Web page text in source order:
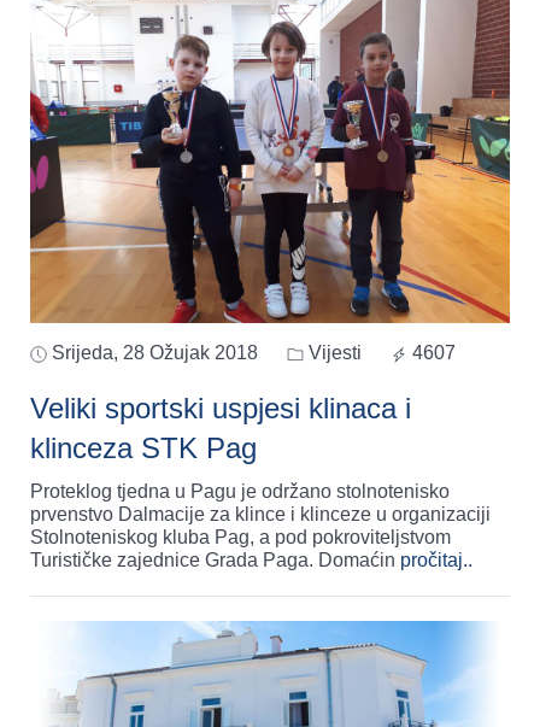
Srijeda, 28 Ožujak 2018 Vijesti 4607
Veliki sportski uspjesi klinaca i
klinceza STK Pag
Proteklog tjedna u Pagu je održano stolnotenisko
prvenstvo Dalmacije za klince i klinceze u organizaciji
Stolnoteniskog kluba Pag, a pod pokroviteljstvom
Turističke zajednice Grada Paga. Domaćin pročitaj..